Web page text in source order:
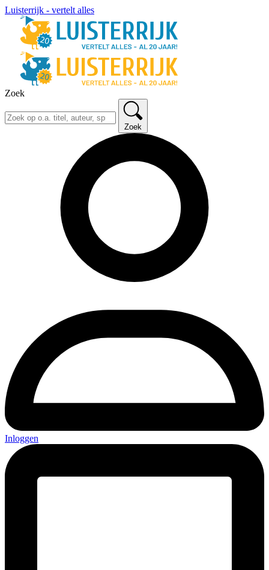
Luisterrijk - vertelt alles
Zoek
Zoek
Inloggen